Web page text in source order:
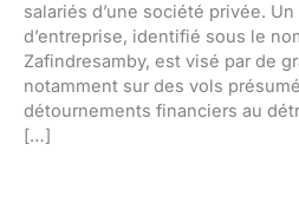
salariés d’une société privée.
d’entreprise, identifié sous le
Zafindresamby, est visé par de
notamment sur des vols
détournements financiers au
[…]